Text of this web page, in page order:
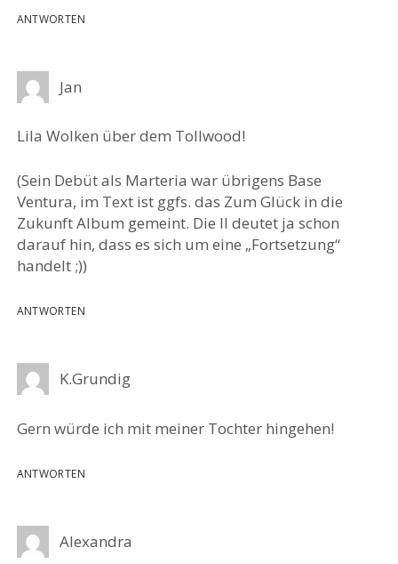
ANTWORTEN
Jan
Lila Wolken über dem Tollwood!
(Sein Debüt als Marteria war übrigens Base
Ventura, im Text ist ggfs. das Zum Glück in die
Zukunft Album gemeint. Die II deutet ja schon
darauf hin, dass es sich um eine „Fortsetzung“
handelt ;))
ANTWORTEN
K.Grundig
Gern würde ich mit meiner Tochter hingehen!
ANTWORTEN
Alexandra